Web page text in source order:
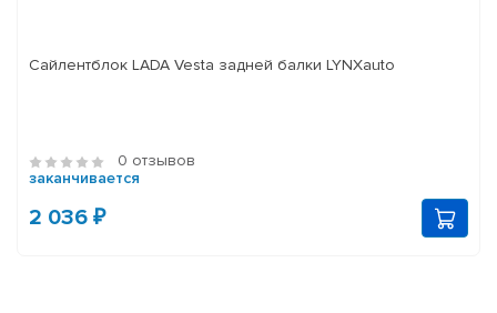
Сайлентблок LADA Vesta задней балки LYNXauto
0 отзывов
заканчивается
2 036 ₽